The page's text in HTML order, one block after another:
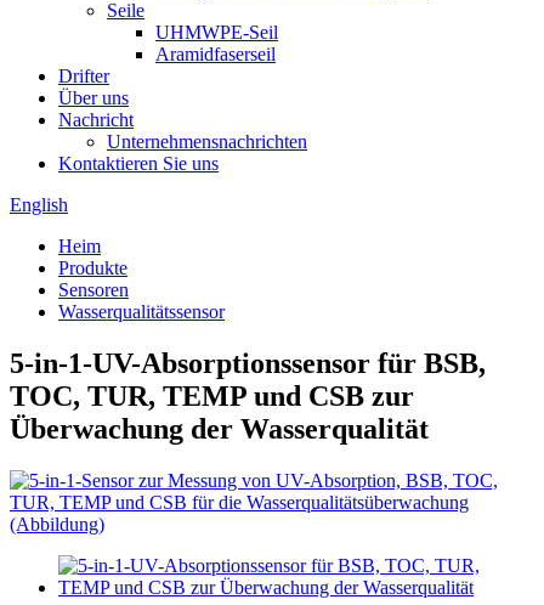
Seile
UHMWPE-Seil
Aramidfaserseil
Drifter
Über uns
Nachricht
Unternehmensnachrichten
Kontaktieren Sie uns
English
Heim
Produkte
Sensoren
Wasserqualitätssensor
5-in-1-UV-Absorptionssensor für BSB,
TOC, TUR, TEMP und CSB zur
Überwachung der Wasserqualität